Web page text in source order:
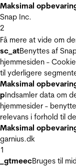
Maksimal
Snap Inc.
2
Få mere at vide om
sc_atBenyttes af
hjemmesiden -
til yderligere
Maksimal
pIndsamler data om
hjemmesider -
relevans i forhold til
Maksimal
garnius.dk
1
_gtmeecBruges til